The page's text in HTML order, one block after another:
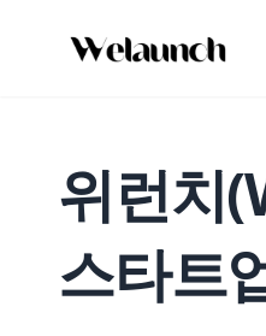
위런치
스타트